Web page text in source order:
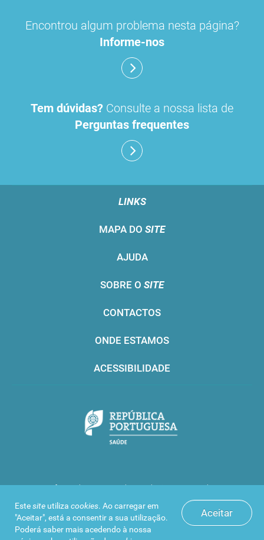
Aceitar
Estesite utiliza cookies. Ao carregar em
"Aceitar", está a consentir a sua utilização.
Poderá saber mais acedendo à nossa
Encontrou algum problema nesta página?
Informe-nos
Tem dúvidas? Consulte a nossa lista de
Perguntas frequentes
LINKS
MAPA DO SITE
AJUDA
SOBRE O SITE
CONTACTOS
ONDE ESTAMOS
ACESSIBILIDADE
Infarmed © 2016. Todos os direitos reservados